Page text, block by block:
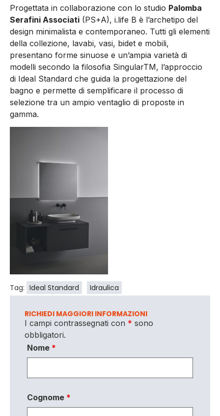
Progettata in collaborazione con lo studio Palomba
Serafini Associati (PS+A), i.life B è l’archetipo del
design minimalista e contemporaneo. Tutti gli elementi
della collezione, lavabi, vasi, bidet e mobili,
presentano forme sinuose e un’ampia varietà di
modelli secondo la filosofia SingularTM, l’approccio
di Ideal Standard che guida la progettazione del
bagno e permette di semplificare il processo di
selezione tra un ampio ventaglio di proposte in
gamma.
Tag: Ideal Standard Idraulica
RICHIEDI MAGGIORI INFORMAZIONI
I campi contrassegnati con * sono
obbligatori.
Nome *
Cognome *